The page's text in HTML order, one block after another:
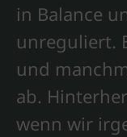
in Balance
unreguliert.
und
ab.
wenn wir